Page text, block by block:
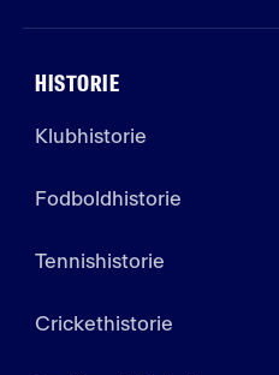
HISTORIE
Klubhistorie
Fodboldhistorie
Tennishistorie
Crickethistorie